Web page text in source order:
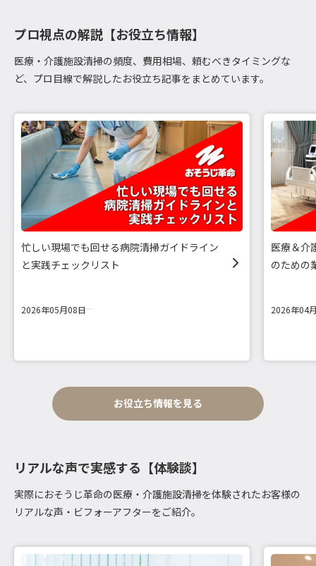
プロ視点の解説【お役立ち情報】
医療・介護施設清掃の頻度、費用相場、頼むべきタイミングな
ど、プロ目線で解説したお役立ち記事をまとめています。
忙しい現場でも回せる病院清掃ガイドライン
と実践チェックリスト
2026年05月08日
医療＆介
のための
2026年04
お役立ち情報を見る
リアルな声で実感する【体験談】
実際におそうじ革命の医療・介護施設清掃を体験されたお客様の
リアルな声・ビフォーアフターをご紹介。